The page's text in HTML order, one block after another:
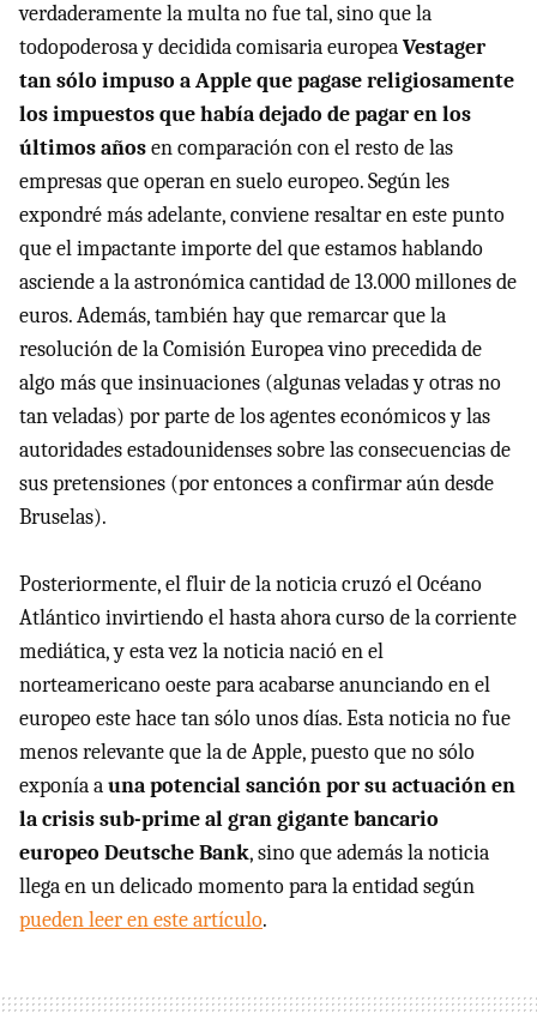
verdaderamente la multa no fue tal, sino que la
todopoderosa y decidida comisaria europeaVestager
tan sólo impuso a Apple que pagase religiosamente
los impuestos que había dejado de pagar en los
últimos añosen comparación con el resto de las
empresas que operan en suelo europeo. Según les
expondré más adelante, conviene resaltar en este punto
que el impactante importe del que estamos hablando
asciende a la astronómica cantidad de 13.000 millones de
euros. Además, también hay que remarcar que la
resolución de la Comisión Europea vino precedida de
algo más que insinuaciones (algunas veladas y otras no
tan veladas) por parte de los agentes económicos y las
autoridades estadounidenses sobre las consecuencias de
sus pretensiones (por entonces a confirmar aún desde
Bruselas).
Posteriormente, el fluir de la noticia cruzó el Océano
Atlántico invirtiendo el hasta ahora curso de la corriente
mediática, y esta vez la noticia nació en el
norteamericano oeste para acabarse anunciando en el
europeo este hace tan sólo unos días. Esta noticia no fue
menos relevante que la de Apple, puesto que no sólo
exponía auna potencial sanción por su actuación en
la crisis sub-prime al gran gigante bancario
europeo Deutsche Bank, sino que además la noticia
llega en un delicado momento para la entidad según
pueden leer en este artículo.